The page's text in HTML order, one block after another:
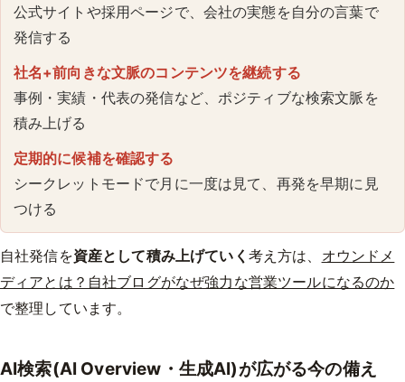
公式サイトや採用ページで、会社の実態を自分の言葉で
発信する
社名+前向きな文脈のコンテンツを継続する
事例・実績・代表の発信など、ポジティブな検索文脈を
積み上げる
定期的に候補を確認する
シークレットモードで月に一度は見て、再発を早期に見
つける
自社発信を資産として積み上げていく 考え方は、 オウンドメ
ディアとは？自社ブログがなぜ強力な営業ツールになるのか
で整理しています。
AI検索(AI Overview・生成AI)が広がる今の備え